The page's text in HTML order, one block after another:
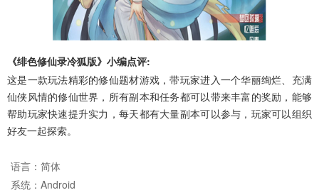
《绯色修仙录冷狐版》小编点评:
这是一款玩法精彩的修仙题材游戏，带玩家进入一个华丽绚烂、充满
仙侠风情的修仙世界，所有副本和任务都可以带来丰富的奖励，能够
帮助玩家快速提升实力，每天都有大量副本可以参与，玩家可以组织
好友一起探索。
语言： 简体
系统： Android